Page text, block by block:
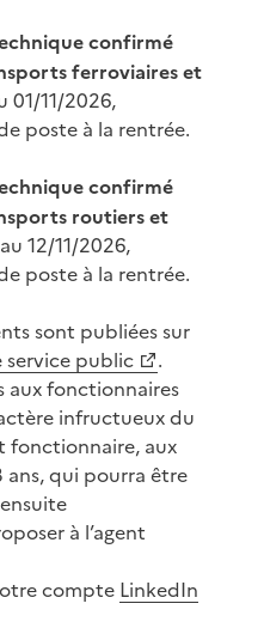
confirmé
ferroviaires et
01/11/2026,
poste à la rentrée.
confirmé
routiers et
12/11/2026,
poste à la rentrée.
sont publiées sur
service public
.
aux fonctionnaires
infructueux du
fonctionnaire, aux
qui pourra être
à l’agent
compte LinkedIn